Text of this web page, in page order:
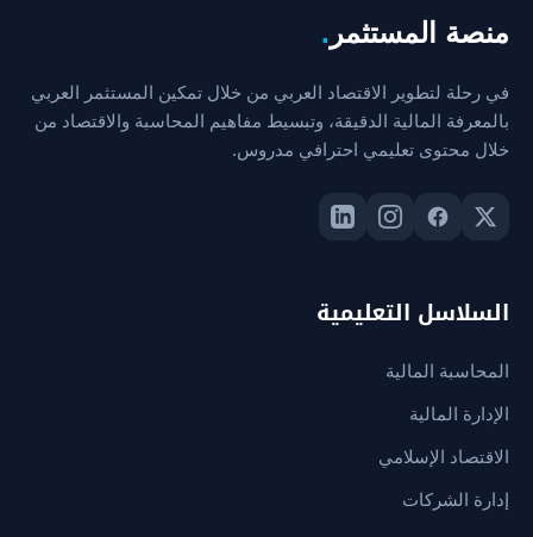
منصة المستثمر .
في رحلة لتطوير الاقتصاد العربي من خلال تمكين المستثمر العربي
بالمعرفة المالية الدقيقة، وتبسيط مفاهيم المحاسبة والاقتصاد من
خلال محتوى تعليمي احترافي مدروس.
السلاسل التعليمية
المحاسبة المالية
الإدارة المالية
الاقتصاد الإسلامي
إدارة الشركات